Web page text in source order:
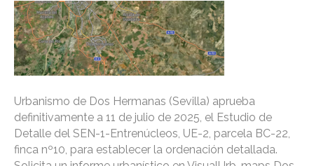
Urbanismo de Dos Hermanas (Sevilla) aprueba
definitivamente a 11 de julio de 2025, el Estudio de
Detalle del SEN-1-Entrenúcleos, UE-2, parcela BC-22,
finca nº10, para establecer la ordenación detallada.